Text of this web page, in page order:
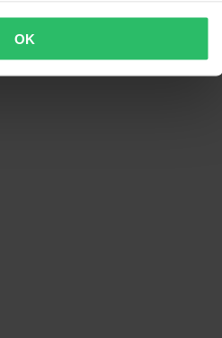
OK